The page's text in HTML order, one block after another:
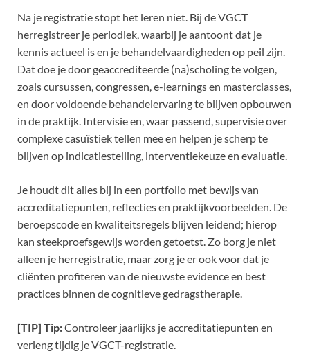
Na je registratie stopt het leren niet. Bij de VGCT
herregistreer je periodiek, waarbij je aantoont dat je
kennis actueel is en je behandelvaardigheden op peil zijn.
Dat doe je door geaccrediteerde (na)scholing te volgen,
zoals cursussen, congressen, e-learnings en masterclasses,
en door voldoende behandelervaring te blijven opbouwen
in de praktijk. Intervisie en, waar passend, supervisie over
complexe casuïstiek tellen mee en helpen je scherp te
blijven op indicatiestelling, interventiekeuze en evaluatie.
Je houdt dit alles bij in een portfolio met bewijs van
accreditatiepunten, reflecties en praktijkvoorbeelden. De
beroepscode en kwaliteitsregels blijven leidend; hierop
kan steekproefsgewijs worden getoetst. Zo borg je niet
alleen je herregistratie, maar zorg je er ook voor dat je
cliënten profiteren van de nieuwste evidence en best
practices binnen de cognitieve gedragstherapie.
[TIP] Tip:Controleer jaarlijks je accreditatiepunten en
verleng tijdig je VGCT-registratie.